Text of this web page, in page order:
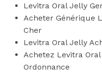
Levitra Oral Jelly
Acheter Générique
Cher
Levitra Oral Jelly
Achetez Levitra
Ordonnance